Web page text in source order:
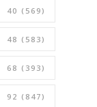
40 (569)
48 (583)
68 (393)
92 (847)